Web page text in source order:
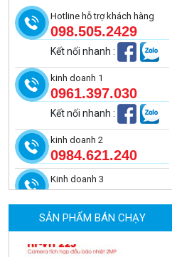
Hotline hỗ trợ khách hàng
098.505.2429
Kết nối nhanh :
kinh doanh 1
0961.397.030
Kết nối nhanh :
kinh doanh 2
0984.621.240
Kinh doanh 3
SẢN PHẨM BÁN CHẠY
MUA NGAY
Camera tích hợp đầu báo nhiệt
2MP Hikfire HF-VH 221
MUA NGAY